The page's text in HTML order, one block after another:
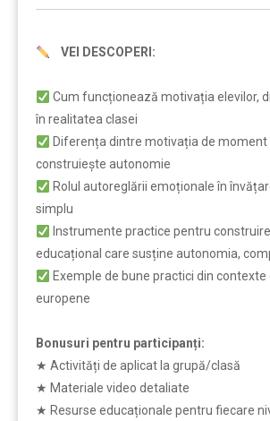
VEI DESCOPERI:
Cum funcționează motivația elevilor,
în realitatea clasei
Diferența dintre motivația de moment
construiește autonomie
Rolul autoreglării emoționale în
simplu
Instrumente practice pentru
educațional care susține autonomia,
Exemple de bune practici din
europene
Bonusuri pentru participanți:
★ Activități de aplicat la grupă/clasă
★ Materiale video detaliate
★ Resurse educaționale pentru fiecare